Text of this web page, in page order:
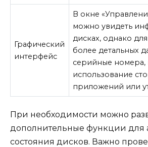
Графический
интерфейс
В окне
можно увидеть
дисках, однако
более детальных
серийные номера,
использование
приложений или
При необходимости можно
дополнительные функции для
состояния дисков. Важно